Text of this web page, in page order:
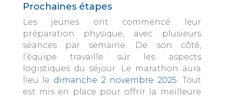
Prochaines étapes
Les jeunes ont commencé leur
préparation physique, avec plusieurs
séances par semaine. De son côté,
l’équipe travaille sur les aspects
logistiques du séjour. Le marathon aura
lieu le dimanche 2 novembre 2025. Tout
est mis en place pour offrir la meilleure